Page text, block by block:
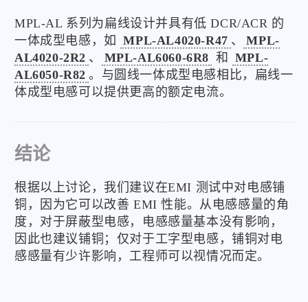
MPL-AL 系列为扁线设计并具有低 DCR/ACR 的
一体成型电感，如
MPL-AL4020-R47 、
MPL-
AL4020-2R2 、 MPL-AL6060-6R8 和
MPL-
AL6050-R82 。与圆线一体成型电感相比，扁线一
体成型电感可以提供更高的额定电流。
结论
根据以上讨论，我们建议在EMI 测试中对电感铺
铜，因为它可以改善 EMI 性能。从电感感量的角
度，对于屏蔽型电感，电感感量基本没有影响，
因此也建议铺铜；仅对于工字型电感，铺铜对电
感感量有少许影响，工程师可以视情况而定。